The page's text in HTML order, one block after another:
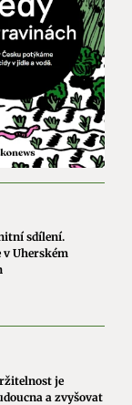
sdílení.
v Uherském
je
a zvyšovat